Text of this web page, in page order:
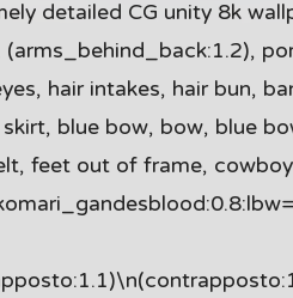
detailed CG unity 8k
hair intakes, hair bun,
blue bow, bow, blue
feet out of frame,